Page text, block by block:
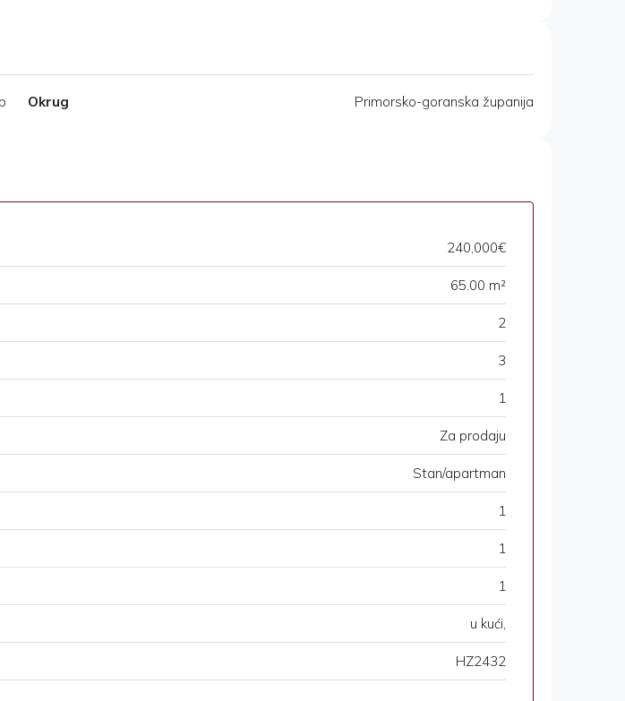
Okrug Primorsko-goranska županija
240,000€
65.00 m²
2
3
1
Za prodaju
Stan/apartman
1
1
1
u kući,
HZ2432